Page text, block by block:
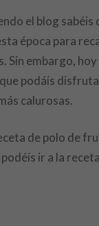
el blog sabéis
época para
Sin embargo,
podáis
calurosas.
de polo de
ir a la